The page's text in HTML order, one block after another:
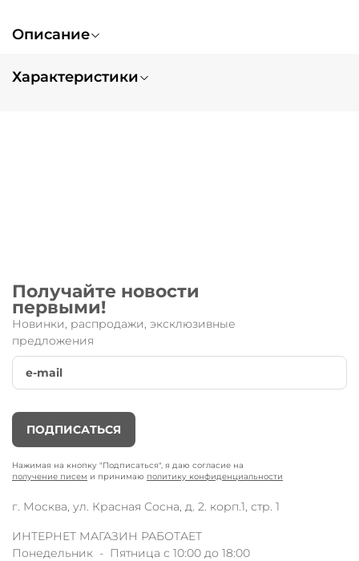
Описание
Характеристики
Получайте новости
первыми!
Новинки, распродажи, эксклюзивные
предложения
ПОДПИСАТЬСЯ
Нажимая на кнопку "Подписаться", я даю согласие на
получение писем и принимаю политику конфиденциальности
г. Москва, ул. Красная Сосна, д. 2. корп.1, стр. 1
ИНТЕРНЕТ МАГАЗИН РАБОТАЕТ
Понедельник - Пятница с 10:00 до 18:00